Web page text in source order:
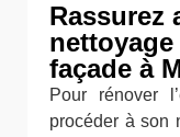
Rassurez
façade à
Pour rénover
procéder à son